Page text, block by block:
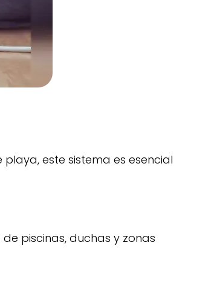
este sistema es esencial
piscinas, duchas y zonas